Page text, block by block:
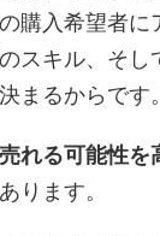
購入希望者
スキル、そし
まるからです。
売れる可能性を
ります。